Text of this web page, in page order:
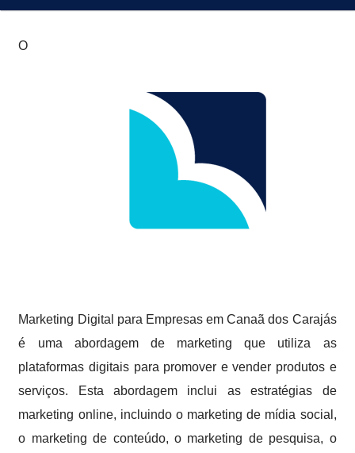
O
Marketing Digital para Empresas em Canaã dos Carajás
é uma abordagem de marketing que utiliza as
plataformas digitais para promover e vender produtos e
serviços. Esta abordagem inclui as estratégias de
marketing online, incluindo o marketing de mídia social,
o marketing de conteúdo, o marketing de pesquisa, o